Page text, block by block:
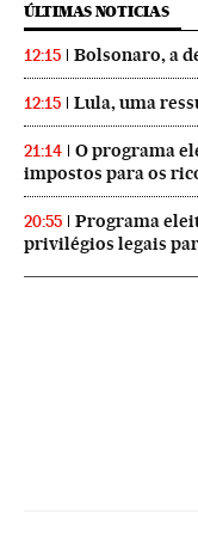
ÚLTIMAS NOTICIAS
12:15 Bolsonaro, a
12:15 Lula, uma
21:14
O programa
impostos para os
20:55
Programa
privilégios legais